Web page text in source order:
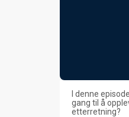
I denne
gang til å
etterretning?